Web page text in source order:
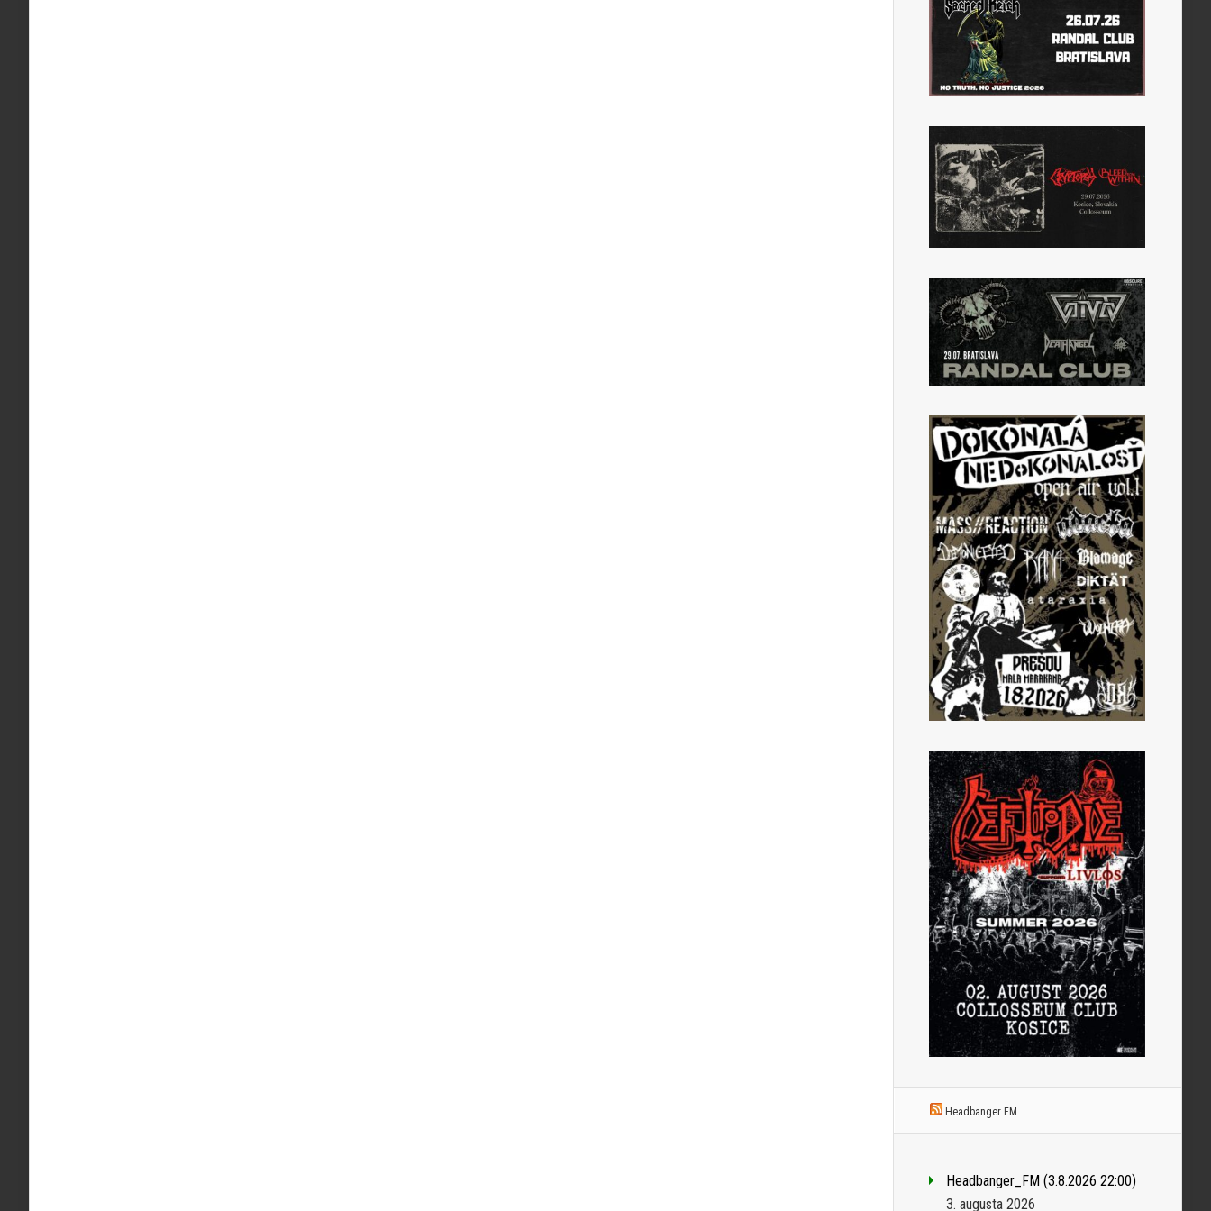
Headbanger FM
Headbanger_FM (3.8.2026 22:00)
3. augusta 2026